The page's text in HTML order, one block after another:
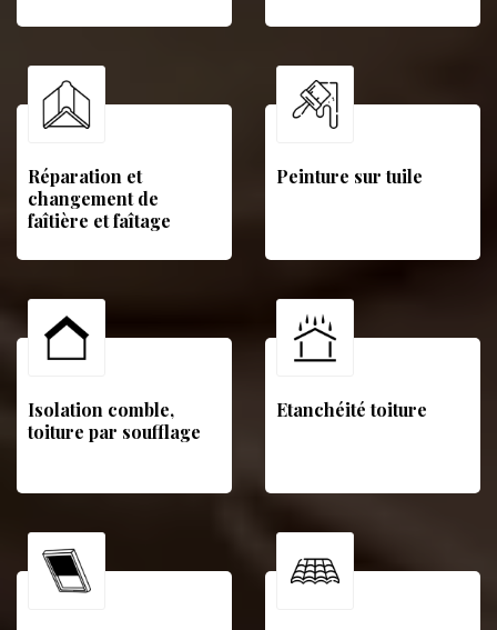
Réparation et
changement de
faîtière et faîtage
Peinture sur tuile
Isolation comble,
toiture par soufflage
Etanchéité toiture